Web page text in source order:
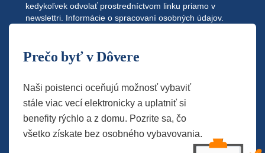
kedykoľvek odvolať prostredníctvom linku priamo v
newslettri. Informácie o spracovaní osobných údajov.
Prečo byť v Dôvere
Naši poistenci oceňujú možnosť vybaviť
stále viac vecí elektronicky a uplatniť si
benefity rýchlo a z domu. Pozrite sa, čo
všetko získate bez osobného vybavovania.